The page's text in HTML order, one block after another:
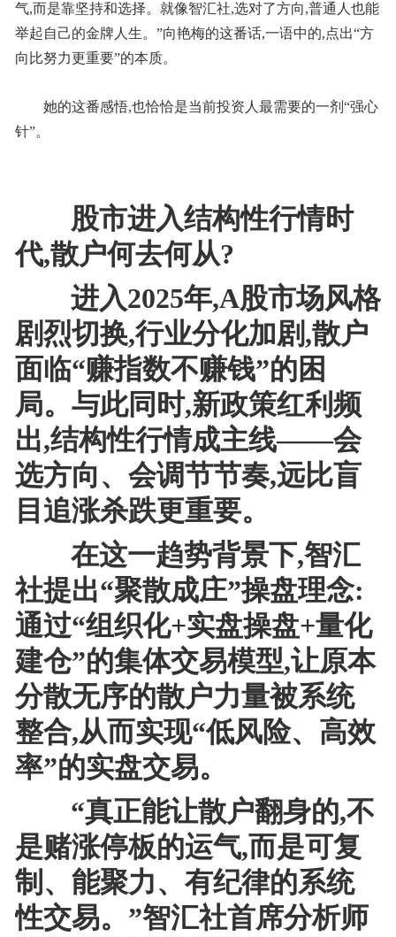
气,而是靠坚持和选择。就像智汇社,选对了方向,普通人也能
举起自己的金牌人生。”向艳梅的这番话,一语中的,点出“方
向比努力更重要”的本质。
她的这番感悟,也恰恰是当前投资人最需要的一剂“强心
针”。
股市进入结构性行情时
代,散户何去何从?
进入2025年,A股市场风格
剧烈切换,行业分化加剧,散户
面临“赚指数不赚钱”的困
局。与此同时,新政策红利频
出,结构性行情成主线——会
选方向、会调节节奏,远比盲
目追涨杀跌更重要。
在这一趋势背景下,智汇
社提出“聚散成庄”操盘理念:
通过“组织化+实盘操盘+量化
建仓”的集体交易模型,让原本
分散无序的散户力量被系统
整合,从而实现“低风险、高效
率”的实盘交易。
“真正能让散户翻身的,不
是赌涨停板的运气,而是可复
制、能聚力、有纪律的系统
性交易。”智汇社首席分析师